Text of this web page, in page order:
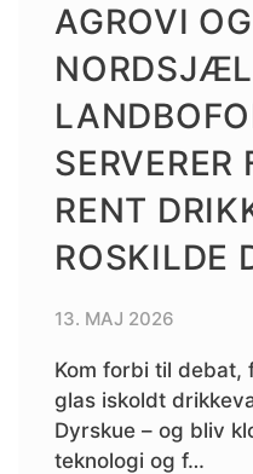
AGROVI OG
SERVERER
RENT
ROSKILDE
13. MAJ 2026
Kom forbi til debat,
glas iskoldt
Dyrskue – og bliv
teknologi og f…